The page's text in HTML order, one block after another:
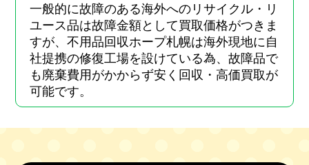
一般的に故障のある海外へのリサイクル・リ
ユース品は故障金額として買取価格がつきま
すが、不用品回収ホープ札幌は海外現地に自
社提携の修復工場を設けている為、故障品で
も廃棄費用がかからず安く回収・高価買取が
可能です。